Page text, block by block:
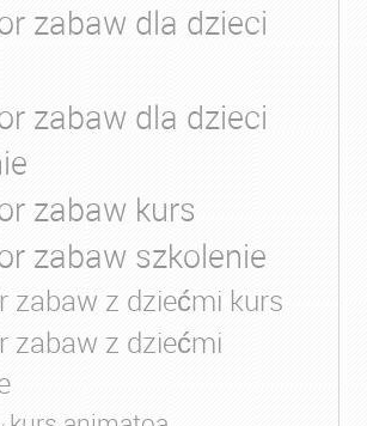
zabaw dla dzieci
zabaw dla dzieci
zabaw kurs
zabaw szkolenie
zabaw z dziećmi kurs
zabaw z dziećmi